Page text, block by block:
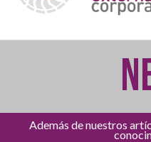
Además de nuestros